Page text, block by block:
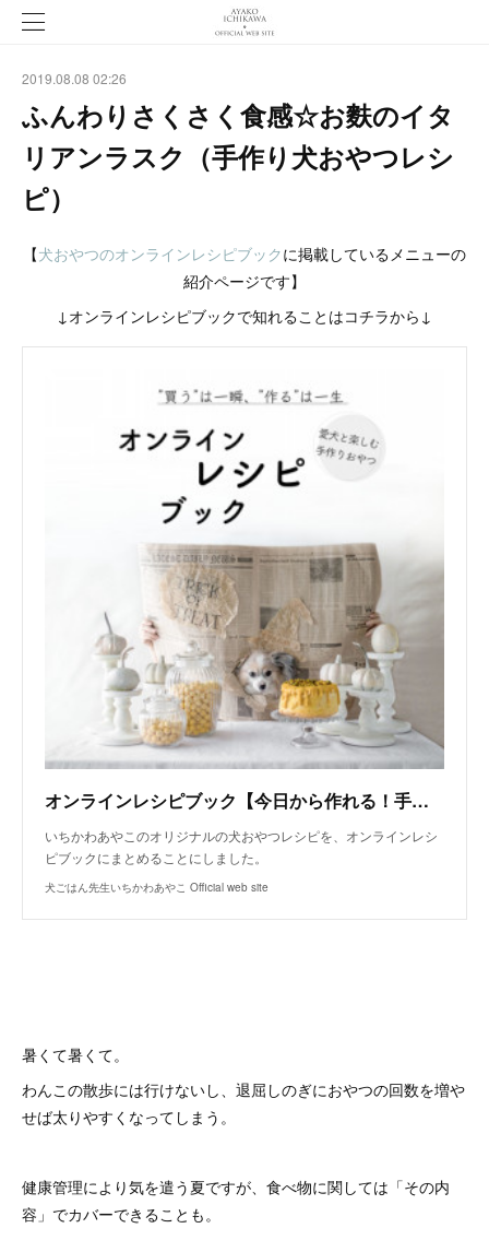
2019.08.08 02:26
ふんわりさくさく食感☆お麩のイタ
リアンラスク（手作り犬おやつレシ
ピ）
【犬おやつのオンラインレシピブックに掲載しているメニューの
紹介ページです】
↓オンラインレシピブックで知れることはコチラから↓
オンラインレシピブック【今日から作れる！手作り犬おやつレシピ】
いちかわあやこのオリジナルの犬おやつレシピを、オンラインレシ
ピブックにまとめることにしました。
犬ごはん先生いちかわあやこ Official web site
暑くて暑くて。
わんこの散歩には行けないし、退屈しのぎにおやつの回数を増や
せば太りやすくなってしまう。
健康管理により気を遣う夏ですが、食べ物に関しては「その内
容」でカバーできることも。